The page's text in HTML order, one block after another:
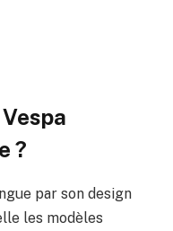
?
par son design
les modèles